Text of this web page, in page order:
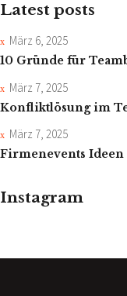
Latest posts
März 6, 2025
10 Gründe für
März 7, 2025
Konfliktlösung im
März 7, 2025
Firmenevents
Instagram